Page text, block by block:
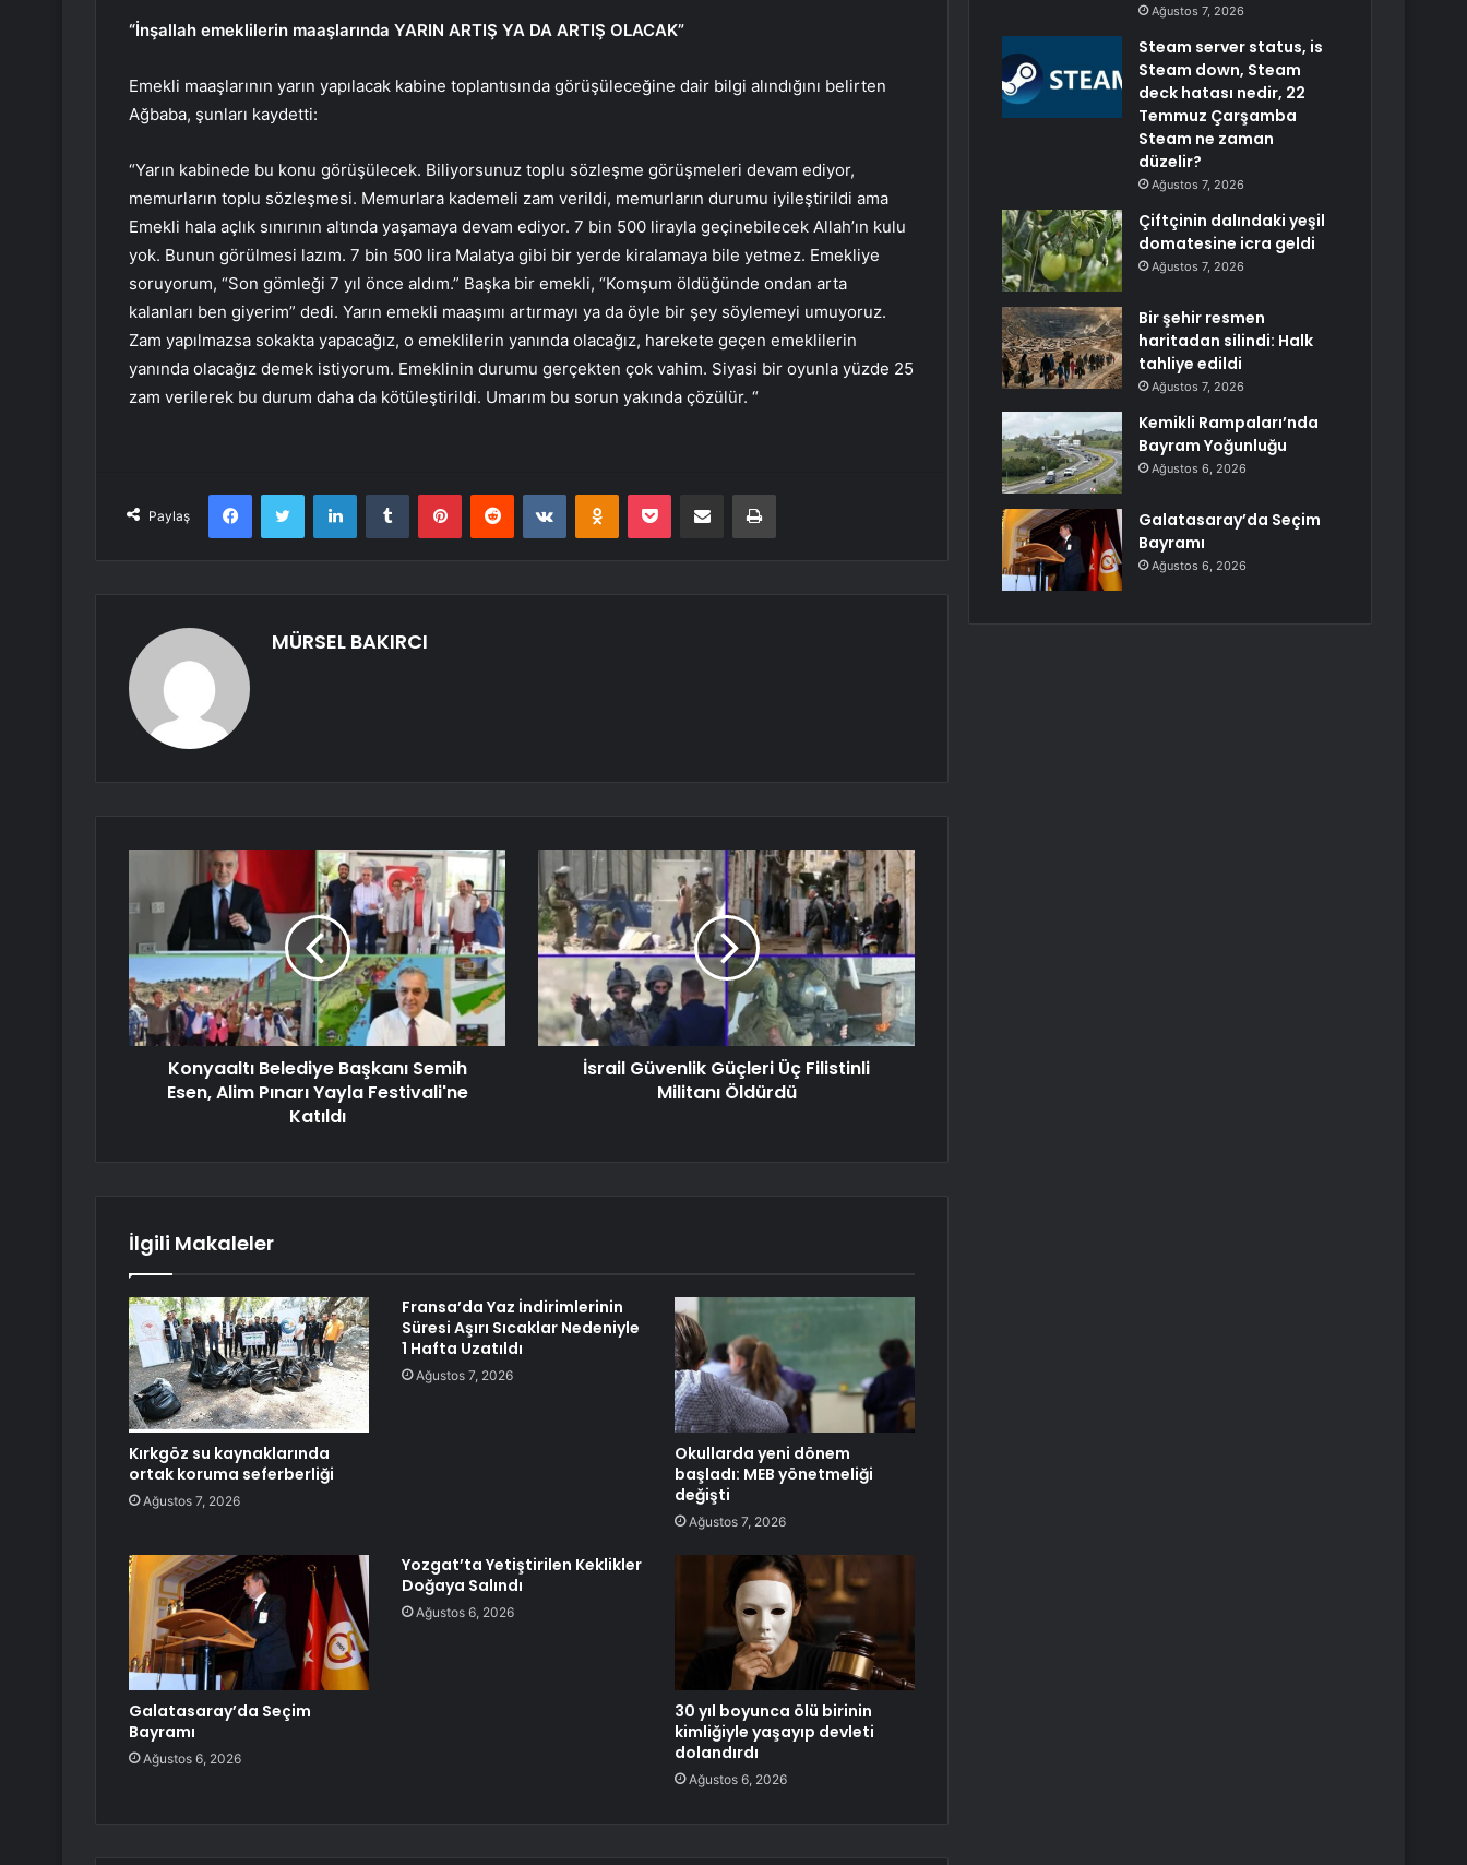
“İnşallah emeklilerin maaşlarında YARIN ARTIŞ YA DA ARTIŞ OLACAK”
Emekli maaşlarının yarın yapılacak kabine toplantısında görüşüleceğine dair bilgi alındığını belirten
Ağbaba, şunları kaydetti:
“Yarın kabinede bu konu görüşülecek. Biliyorsunuz toplu sözleşme görüşmeleri devam ediyor,
memurların toplu sözleşmesi. Memurlara kademeli zam verildi, memurların durumu iyileştirildi ama
Emekli hala açlık sınırının altında yaşamaya devam ediyor. 7 bin 500 lirayla geçinebilecek Allah’ın kulu
yok. Bunun görülmesi lazım. 7 bin 500 lira Malatya gibi bir yerde kiralamaya bile yetmez. Emekliye
soruyorum, “Son gömleği 7 yıl önce aldım.” Başka bir emekli, “Komşum öldüğünde ondan arta
kalanları ben giyerim” dedi. Yarın emekli maaşımı artırmayı ya da öyle bir şey söylemeyi umuyoruz.
Zam yapılmazsa sokakta yapacağız, o emeklilerin yanında olacağız, harekete geçen emeklilerin
yanında olacağız demek istiyorum. Emeklinin durumu gerçekten çok vahim. Siyasi bir oyunla yüzde 25
zam verilerek bu durum daha da kötüleştirildi. Umarım bu sorun yakında çözülür. “
Paylaş
FacebookTwitter LinkedInTumblr PinterestReddit VKontakteOdnoklassniki
Pocket E-Posta ile paylaş Yazdır
MÜRSEL BAKIRCI
Konyaaltı Belediye Başkanı Semih
Esen, Alim Pınarı Yayla Festivali'ne
Katıldı
İsrail Güvenlik Güçleri Üç Filistinli
Militanı Öldürdü
İlgili Makaleler
Kırkgöz su kaynaklarında
ortak koruma seferberliği
Ağustos 7, 2026
Fransa’da Yaz İndirimlerinin
Süresi Aşırı Sıcaklar Nedeniyle
1 Hafta Uzatıldı
Ağustos 7, 2026
Okullarda yeni dönem
başladı: MEB yönetmeliği
değişti
Ağustos 7, 2026
Galatasaray’da Seçim
Bayramı
Ağustos 6, 2026
Yozgat’ta Yetiştirilen Keklikler
Doğaya Salındı
Ağustos 6, 2026
30 yıl boyunca ölü birinin
kimliğiyle yaşayıp devleti
dolandırdı
Ağustos 6, 2026
Ağustos 7, 2026
Steam server status, is
Steam down, Steam
deck hatası nedir, 22
Temmuz Çarşamba
Steam ne zaman
düzelir?
Ağustos 7, 2026
Çiftçinin dalındaki yeşil
domatesine icra geldi
Ağustos 7, 2026
Bir şehir resmen
haritadan silindi: Halk
tahliye edildi
Ağustos 7, 2026
Kemikli Rampaları’nda
Bayram Yoğunluğu
Ağustos 6, 2026
Galatasaray’da Seçim
Bayramı
Ağustos 6, 2026